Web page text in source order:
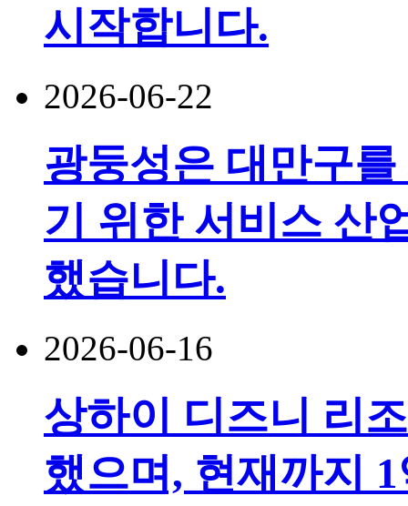
시작합니다.
2026-06-22
광둥성은 대만구
기 위한 서비스 산
했습니다.
2026-06-16
상하이 디즈니 리
했으며, 현재까지